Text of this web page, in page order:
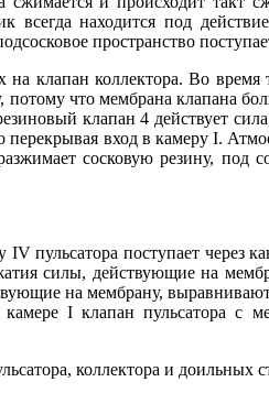
всегда находится под
пространство
клапан коллектора. Во время
что мембрана клапана
клапан 4 действует
вход в камеру I.
сосковую резину, под
пульсатора поступает через
силы, действующие на
на мембрану,
I клапан пульсатора с
коллектора и доильных